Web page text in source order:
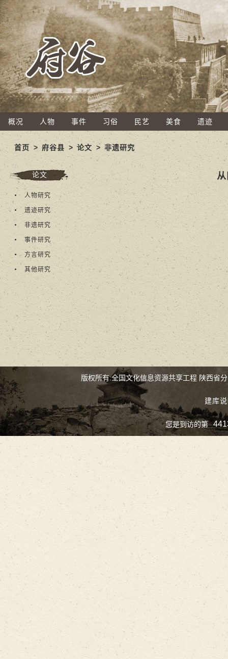
概况 人物 事件 习俗 民艺 美食 遗迹
首页 >府谷县 > 论文 > 非遗研究
论文
人物研究
遗迹研究
非遗研究
事件研究
方言研究
其他研究
从
版权所有:全国文化信息资源共享工程 陕西省
建库
您是到访的第